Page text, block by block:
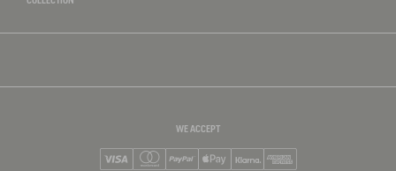
WE ACCEPT